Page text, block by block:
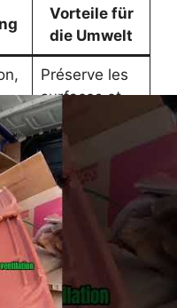
Vorteile für
die Umwelt
Préserve les
surfaces et
limite la
pollution
Optimise la
production
d’énergie
solaire